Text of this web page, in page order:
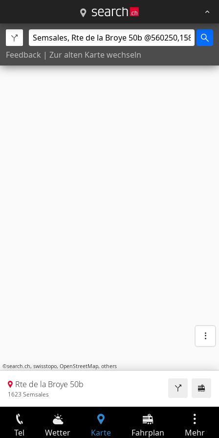
Feedback | Zur alten Karte wechseln
©search.ch, swisstopo, OpenStreetMap, others
Rte de la Broye 50b
1623 Semsales
Tel Wetter Karte Fahrplan Mehr